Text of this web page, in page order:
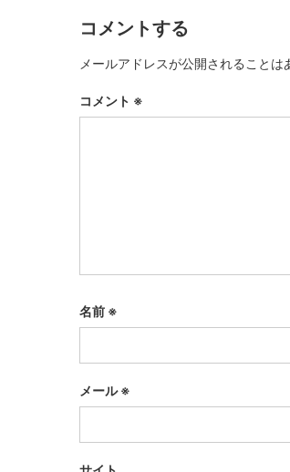
コメントする
メールアドレスが公開されることは
コメント ※
名前 ※
メール※